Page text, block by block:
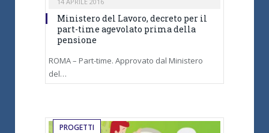
Ministero del Lavoro, decreto per il
part-time agevolato prima della
pensione
ROMA – Part-time. Approvato dal Ministero
del…
PROGETTI